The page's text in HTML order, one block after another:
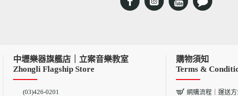
中壢樂器旗艦店｜立案音樂教室
Zhongli Flagship Store
(03)426-0201
購物須知
Terms &
網購流程｜運送